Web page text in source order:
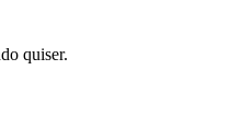
quiser.